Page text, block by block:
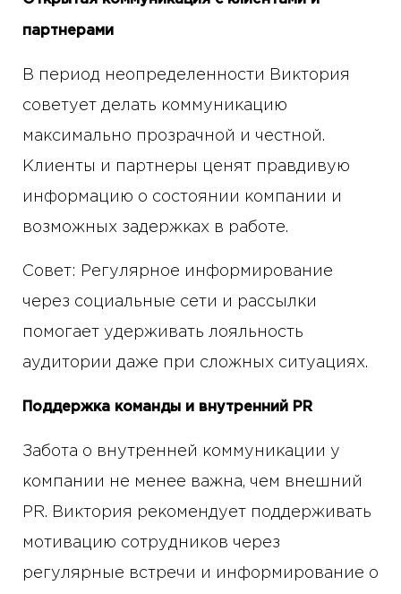
партнерами
В период неопределенности Виктория
советует делать коммуникацию
максимально прозрачной и честной.
Клиенты и партнеры ценят правдивую
информацию о состоянии компании и
возможных задержках в работе.
Совет: Регулярное информирование
через социальные сети и рассылки
помогает удерживать лояльность
аудитории даже при сложных ситуациях.
Поддержка команды и внутренний PR
Забота о внутренней коммуникации у
компании не менее важна, чем внешний
PR. Виктория рекомендует поддерживать
мотивацию сотрудников через
регулярные встречи и информирование о